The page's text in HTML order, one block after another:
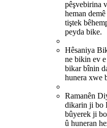
pêşvebirina
heman
tiştek
peyda bike.
Hêsaniya
ne bikin ev
bikar bînin
hunera xwe
Ramanên
dikarin ji bo
bûyerek ji
û huneran